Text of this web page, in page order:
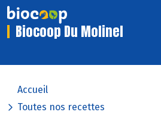
Biocoop Du Molinel
Accueil
Toutes nos recettes